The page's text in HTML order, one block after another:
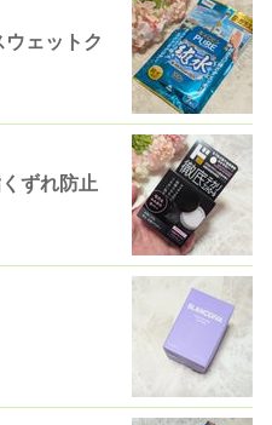
ェットク
ずれ防止